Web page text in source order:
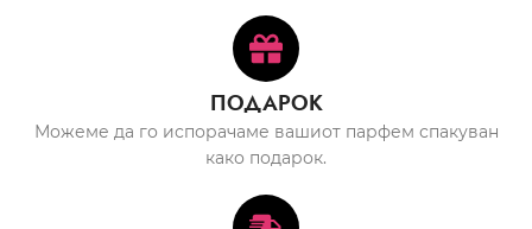
ПОДАРОК
Можеме да го испорачаме вашиот парфем спакуван
како подарок.